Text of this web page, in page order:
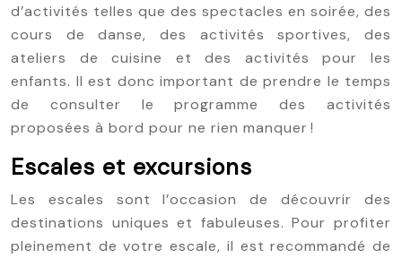
d’activités telles que des spectacles en soirée, des
cours de danse, des activités sportives, des
ateliers de cuisine et des activités pour les
enfants. Il est donc important de prendre le temps
de consulter le programme des activités
proposées à bord pour ne rien manquer !
Escales et excursions
Les escales sont l’occasion de découvrir des
destinations uniques et fabuleuses. Pour profiter
pleinement de votre escale, il est recommandé de